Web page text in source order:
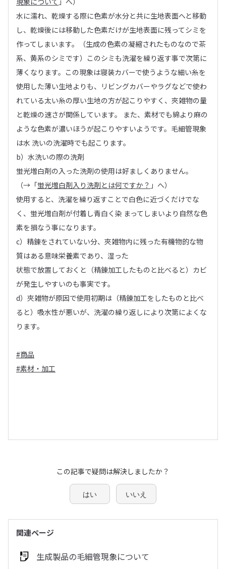
水に濡れ、乾燥する際に色素が水分と共に生地表面へと移動
し、乾燥後には移動した色素だけが生地表面に残ってシミを
作ってしまいます。（生成の色素の凝縮されたものなので茶
系、黄系のシミです）このシミも洗濯を繰り返す事で次第に
薄くなります。この現象は寝装カバーで使うような細い糸を
使用した薄い生地よりも、リビングカバーやラグなどで使わ
れている太い糸の厚い生地の方が起こりやすく、夾雑物の量
と乾燥の速さが関係しています。 また、素材でも綿より麻の
ような色素が濃いほうが起こりやすいようです。毛細管現象
は水 洗いの洗濯時でも起こります。
b）水洗いの際の洗剤
蛍光増白剤の入った洗剤の使用は好ましくありません。
（→「蛍光増白剤入り洗剤とは何ですか？ 」へ）
使用すると、洗濯を繰り返すことで白色に近づくだけでな
く、蛍光増白剤が付着し青白く染 まってしまいより自然な色
素を損なう事になります。
c）精錬をされていない分、夾雑物内に残った有機物的な物
質はある意味栄養素であり、湿った
状態で放置しておくと（精錬加工したものと比べると）カビ
が発生しやすいのも事実です。
d）夾雑物が原因で使用初期は（精錬加工をしたものと比べ
ると）吸水性が悪いが、洗濯の繰り返しにより次第によくな
ります。
#商品
#素材・加工
この記事で疑問は解決しましたか？
はい いいえ
関連ページ
生成製品の毛細管現象について